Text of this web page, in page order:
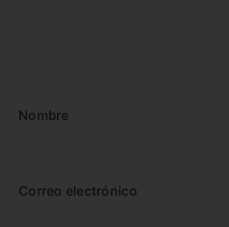
Nombre
Correo electrónico